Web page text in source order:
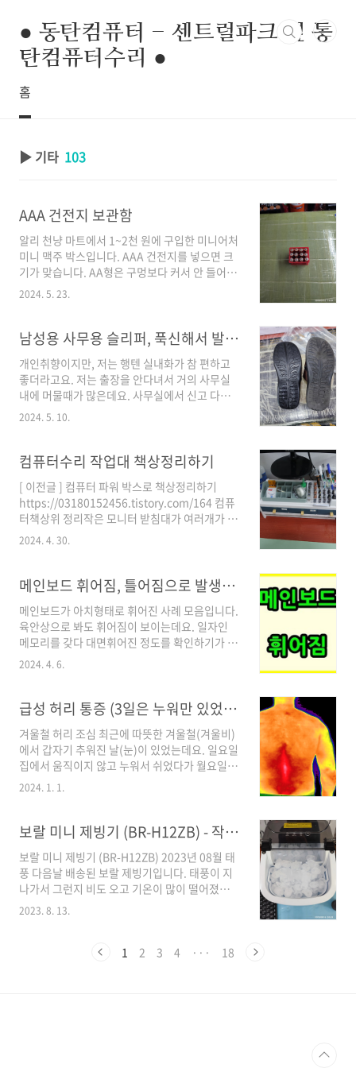
● 동탄컴퓨터 - 센트럴파크 옆 동
탄컴퓨터수리 ●
홈
▶ 기타 103
AAA 건전지 보관함
알리 천냥 마트에서 1~2천 원에 구입한 미니어처
미니 맥주 박스입니다. AAA 건전지를 넣으면 크
기가 맞습니다. AA형은 구멍보다 커서 안 들어가
네요.AAA형 건전지를 넣으면 딱 들어갑니다. 하
뭔가를 채워서 건전지가 움직이지 않도록 고정하
면 흩어지지 않을 거 같네요. [ 관련글 ] 노트북
DC 변환 젠더를 미니 맥주 박스에 담아봤습니
다.https://m.blog.naver.com/dongtancom/223448211699 DC
변환잭 보관함 (미니 맥주 박스)알리 천냥 백화점
에서 미니어쳐 맥주 박스를 팔더라고요. 여기에
2024. 5. 23.
남성용 사무용 슬리퍼, 푹신해서 발이 편한 실내화
개인취향이지만, 저는 행텐 실내화가 참 편하고
좋더라고요. 저는 출장을 안다녀서 거의 사무실
내에 머물때가 많은데요. 사무실에서 신고 다니
기에 적당한 실내화입니다. (더 이상 이 제품은 구
고 있습니다.) 좌측이 새것이고 우측이 기존에 사
바닥이 갈라져서 물을 밟으면 양말이 젖어서 교
체했는데요. 1년 6개월 동안에 흰색 검은색 교체
로 신었습니다만 흰색이 좀 더 내구성이 약한 거
같습니다. (1~2개 써봐서는 정확하지는 않겠지
처음 신으면 양말과 실내화가 미끌 거림이 있어
서 조..
2024. 5. 10.
컴퓨터수리 작업대 책상정리하기
[ 이전글 ] 컴퓨터 파워 박스로 책상정리하기
https://03180152456.tistory.com/164 컴퓨
터책상위 정리작은 모니터 받침대가 여러개가 남
아서 위와 같이 박스 밑에 깔았습니다. 그리고
지불해서 서랍 같
03180152456.tistory.com 컴퓨터수리 작업
대 책상정리하기 주말에 컴퓨터 수리 작업대를
정리해 봤습니다. 상자 안에 먼지들이 많이 있어
서 더 들어내고 먼지는 컴프레샤로 불어내고 안
쓰는 부품은 따로 빼내서 정리를 했습니다. 은
때문에) 컴프레샤로 깨끗하게 털어냈습니다. ..
2024. 4. 30.
메인보드 휘어짐, 틀어짐으로 발생될 수 있는 간헐적인 컴퓨터 고장 증상
메인보드가 아치형태로 휘어진 사례 모음입니다.
육안상으로 봐도 휘어짐이 보이는데요. 일자인
메모리를 갖다 대면휘어진 정도를 확인하기가 쉽
습니다. 위의 메인보드는 인텔 775보드로 쿨러가
보드에 고정되는 형태인데요. 뒷면에 쿨러가이드
장시간 당겨져서 기판이 휘어버린 경우로 보입니
다. 아무래도 열이 많이 나고 장력이 좋은 또는 뻑
뻑한 쿨러가 사방에서 중앙으로 당기는 힘이 작
용했으리라 짐작이 됩니다. 얼마전에 CPU 과열
로 인한 쿨러소음으로 사제쿨러로 교체 후나온
AMD 쿨러와 받침대입니다. 메인보드 기판 아래
는 AMD 보드인데요. 이 보드의 쿨러도 AMD 정
품쿨러..
2024. 4. 6.
급성 허리 통증 (3일은 누워만 있었고 5일째부터 걸어다녔습니다.)
겨울철 허리 조심 최근에 따뜻한 겨울철(겨울비)
에서 갑자기 추워진 날(눈)이 있었는데요. 일요일
집에서 움직이지 않고 누워서 쉬었다가 월요일
아침에 출근해서, 재활용 쓰레기 분리 수거하다
가 허리를 삐끗했습니다. 종이를 모아둔 박스 밑
는데, 허리를 다쳤습니다. (삠, 염좌 등) 무리한 동
작을 한 것도 아니고 허리를 숙이는 동작인데 삐
끗했네요. 허리 삐끗한 순간 CCTV 평소에 앉는
자세 평소에 컴퓨터 작업(사무, 글쓰기, 문서 정
리 등)으로 앉아 있을 시간이 많다보니, 앉은 자세
가 좋지 않아서 오른쪽 허리 중간 즈음에 약간 불
할 때, 움직일 때는 아무런 통증이 없..
2024. 1. 1.
보랄 미니 제빙기 (BR-H12ZB) - 작은 사무실용
보랄 미니 제빙기 (BR-H12ZB) 2023년 08월 태
풍 다음날 배송된 보랄 제빙기입니다. 태풍이 지
나가서 그런지 비도 오고 기온이 많이 떨어졌네
요. 여름이 지나가고 있습니다. 좀 늦은 감이 없지
다. 가격도 10만 원 초반대(11만 원)라서 그렇게
2023. 8. 13.
1 2 3 4 ··· 18